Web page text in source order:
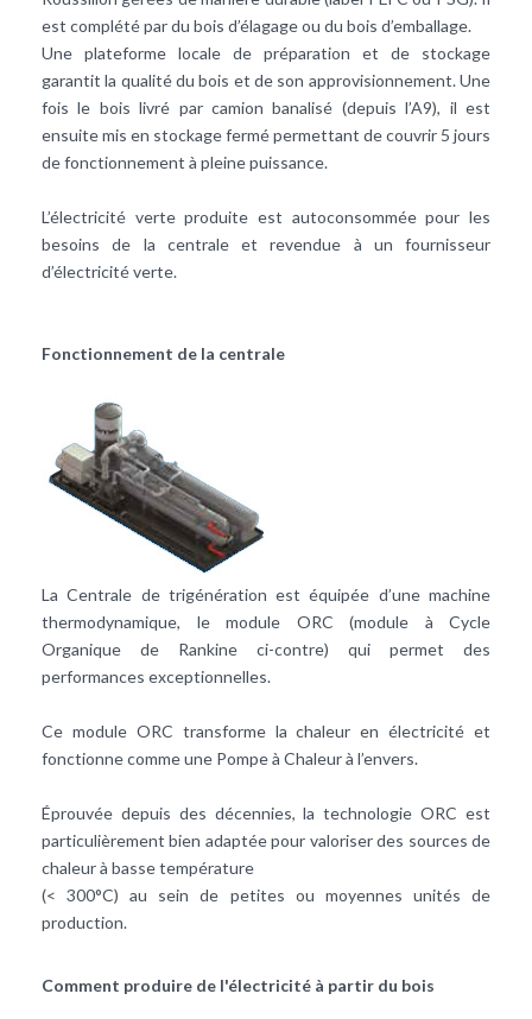
est complété par du bois d’élagage ou du bois d’emballage.
Une plateforme locale de préparation et de stockage
garantit la qualité du bois et de son approvisionnement. Une
fois le bois livré par camion banalisé (depuis l’A9), il est
ensuite mis en stockage fermé permettant de couvrir 5 jours
de fonctionnement à pleine puissance.
L’électricité verte produite est autoconsommée pour les
besoins de la centrale et revendue à un fournisseur
d’électricité verte.
Fonctionnement de la centrale
La Centrale de trigénération est équipée d’une machine
thermodynamique, le module ORC (module à Cycle
Organique de Rankine ci-contre) qui permet des
performances exceptionnelles.
Ce module ORC transforme la chaleur en électricité et
fonctionne comme une Pompe à Chaleurà l’envers.
Éprouvée depuis des décennies, la technologie ORC est
particulièrement bien adaptée pour valoriser des sources de
chaleur à basse température
(< 300°C) au sein de petites ou moyennes unités de
production.
Comment produire de l'électricité à partir du bois